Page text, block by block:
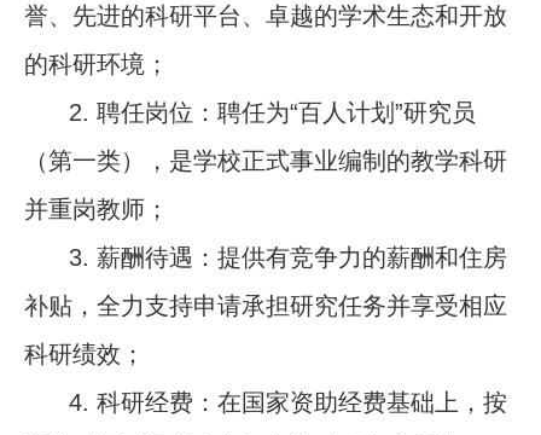
誉、先进的科研平台、卓越的学术生态和开放
的科研环境；
2. 聘任岗位：聘任为“百人计划”研究员
（第一类），是学校正式事业编制的教学科研
并重岗教师；
3. 薪酬待遇：提供有竞争力的薪酬和住房
补贴，全力支持申请承担研究任务并享受相应
科研绩效；
4. 科研经费：在国家资助经费基础上，按